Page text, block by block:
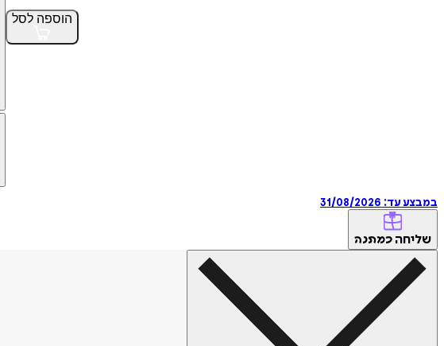
הוספה לסל
במבצע עד: 31/08/2026
שליחה כמתנה